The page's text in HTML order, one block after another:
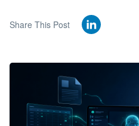
Share This Post